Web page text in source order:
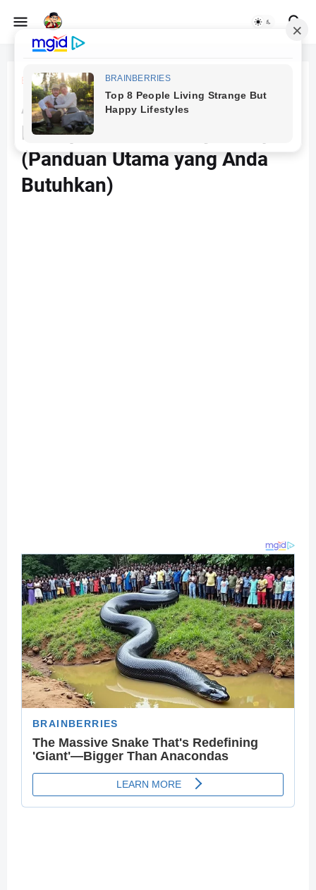
Beranda belajar AI
AI Hasilkan Gambar Artistik:
Prompt untuk AI Midjourney
(Panduan Utama yang Anda
Butuhkan)